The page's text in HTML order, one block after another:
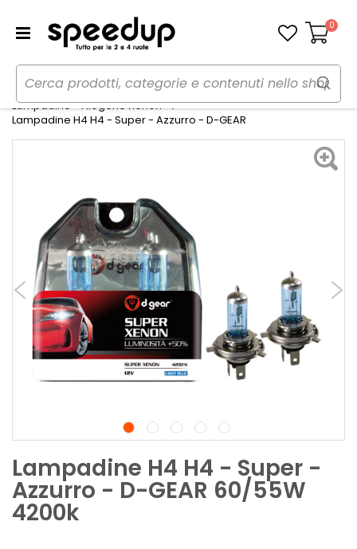
Carrello
0
Home Auto
Illuminazione
Lampadine - Alogene Xenon
Lampadine H4 H4 - Super - Azzurro - D-GEAR
Lampadine H4 H4 - Super -
Azzurro - D-GEAR 60/55W
4200k